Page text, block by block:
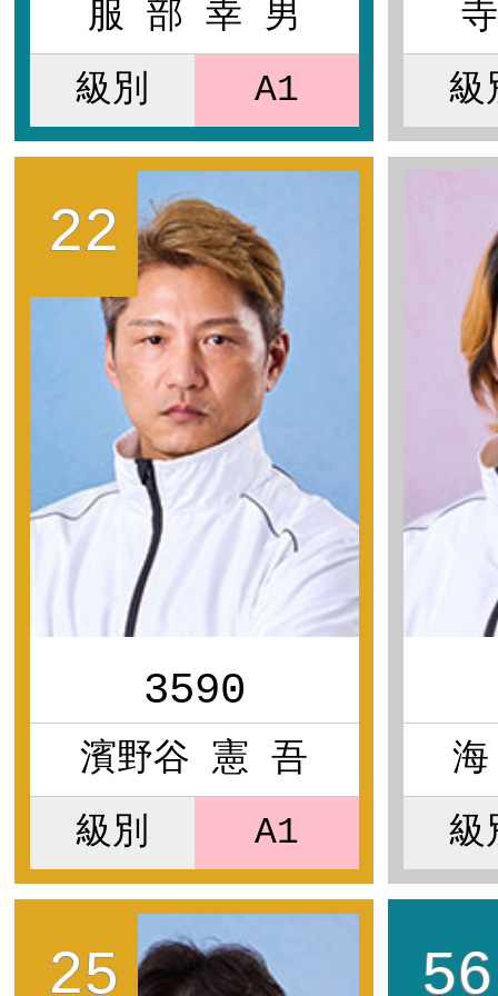
服 部 幸 男
級別
A1
級
22
3590
濱野谷 憲 吾
級別
A1
級
25 56